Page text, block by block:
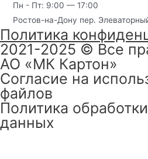
Пн - Пт: 9:00 — 17:00
Ростов-на-Дону пер.
Политика
2021-2025 © Все
АО «‎МК Картон»
Согласие на
файлов
Политика
данных